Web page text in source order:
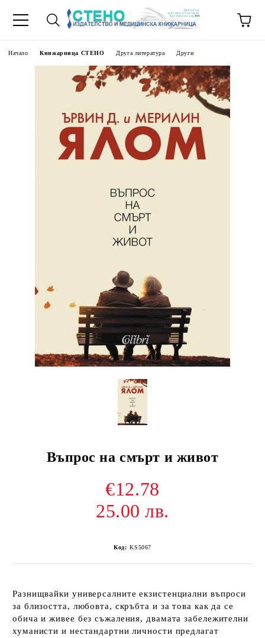
Начало Книжарница СТЕНО Друга литература Други
Въпрос на смърт и живот
€12.78
25.00 лв.
Код: KS5067
Разнищвайки универсалните екзистенциални въпроси
за близостта, любовта, скръбта и за това как да се
обича и живее без съжаления, двамата забележителни
хуманисти и нестандартни личности предлагат